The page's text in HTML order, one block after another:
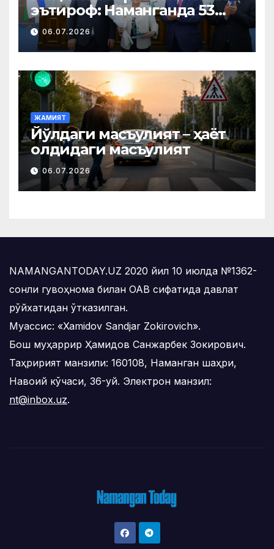
эътироф: Наманганда 53
нафар нуроний «Меҳнат
фахрийси» кўкрак нишони
билан тақдирланди
06.07.2026
ЖАМИЯТ
Йўлдаги масъулият – ҳаёт
олдидаги масъулият
06.07.2026
NAMANGANTODAY.UZ 2020 йил 10 июлда №1362-
сонли гувоҳнома билан ОАВ сифатида давлат
рўйхатидан ўтказилган.
Муассис: «Xamidov Sandjar Zokirovich».
Бош муҳаррир Ҳамидов Санжарбек Зокирович.
Таҳририят манзили: 160108, Наманган шаҳри,
Навоий кўчаси, 36-уй. Электрон манзил:
nt@inbox.uz.